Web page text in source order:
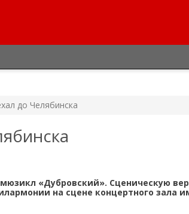
до Челябинска
«Дубровский». Сценическую
на сцене концертного зала